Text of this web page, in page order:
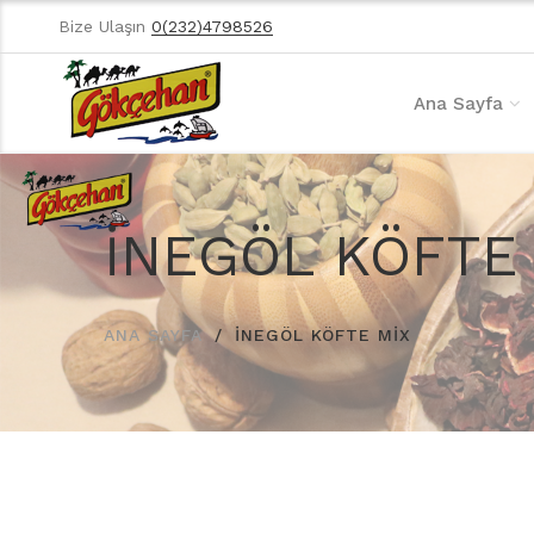
Bize Ulaşın 0(232)4798526
Ana Sayfa
İNEGÖL
ANA SAYFA İNEGÖL KÖFTE MİX